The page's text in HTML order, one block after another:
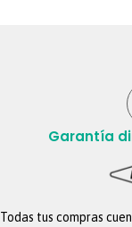
Garantía
Todas tus compras